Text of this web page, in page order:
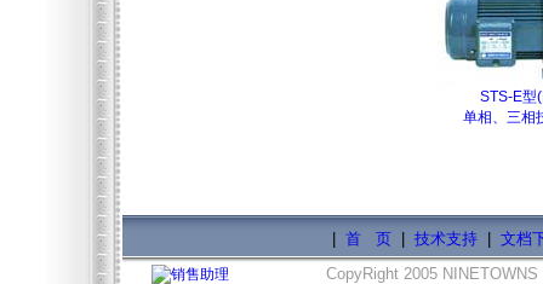
STS-E型
单相、三相
首 页| 技术支持| 文档
CopyRight 2005 NINETOWNS